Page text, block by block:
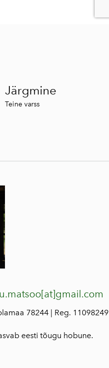
Järgmine
Teine varss
78244 | Reg. 11098249
eesti tõugu hobune.